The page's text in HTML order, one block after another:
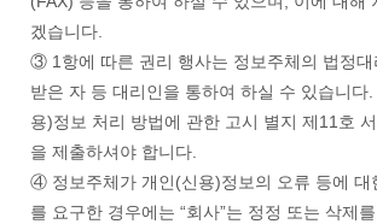
겠습니다.
③ 1항에 따른 권리 행사는 정보주체의 법정대
받은 자 등 대리인을 통하여 하실 수 있습니다
용)정보 처리 방법에 관한 고시 별지 제11호
을 제출하셔야 합니다.
④ 정보주체가 개인(신용)정보의 오류 등에 대
를 요구한 경우에는 “회사”는 정정 또는 삭제